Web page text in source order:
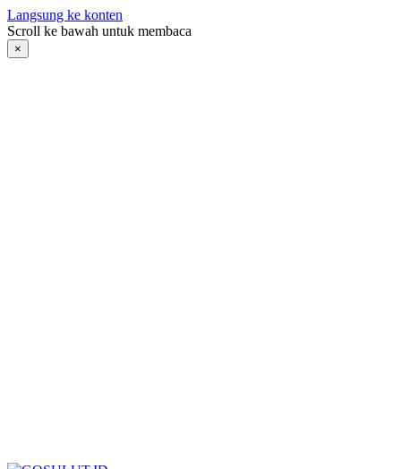
Langsung ke konten
Scroll ke bawah untuk membaca
×